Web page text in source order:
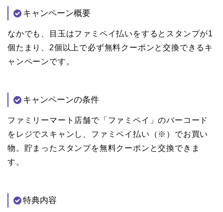
キャンペーン概要
なかでも、目玉はファミペイ払いをするとスタンプが1
個たまり、2個以上で必ず無料クーポンと交換できるキ
ャンペーンです。
キャンペーンの条件
ファミリーマート店舗で「ファミペイ」のバーコード
をレジでスキャンし、ファミペイ払い（※）でお買い
物。貯まったスタンプを無料クーポンと交換できま
す。
特典内容